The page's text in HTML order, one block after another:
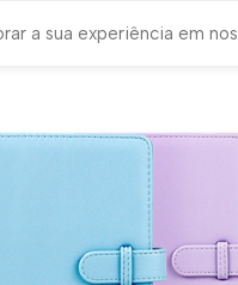
a sua experiência em